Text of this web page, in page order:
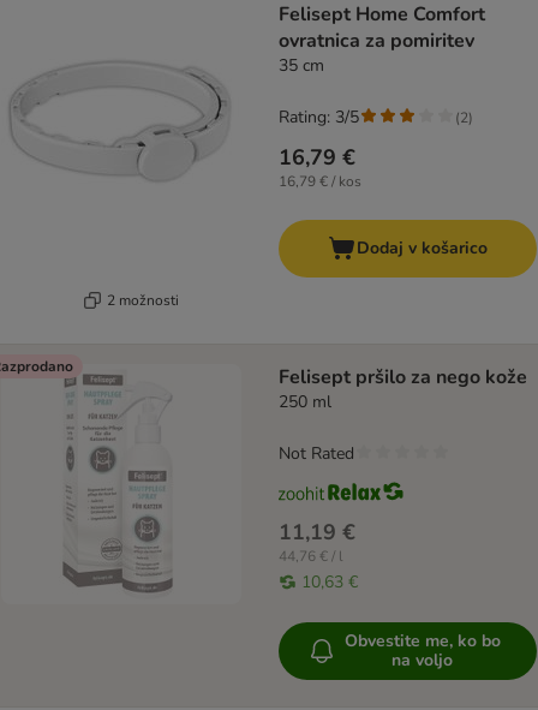
2 možnosti
Felisept Home Comfort
ovratnica za pomiritev
35 cm
16,79 €
16,79 € / kos
Rating: 3/5 (2)
Dodaj v košarico
Felisept pršilo za nego kože
250 ml
11,19 €
44,76 € / l
10,63 €
Not Rated
Obvestite me, ko bo
na voljo